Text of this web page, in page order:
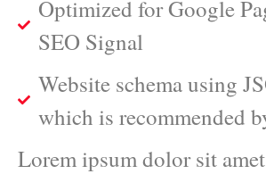
Optimized for Google
SEO Signal
Website schema using
which is recommended
Lorem ipsum dolor sit